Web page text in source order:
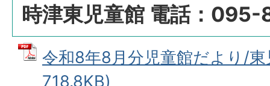
時津東児童館 電話：
令和8年8月分児童館だより/
718.8KB)